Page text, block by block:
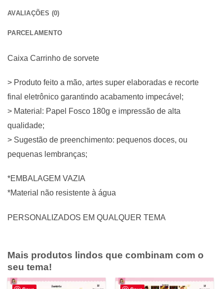
AVALIAÇÕES (0)
PARCELAMENTO
Caixa Carrinho de sorvete
> Produto feito a mão, artes super elaboradas e recorte
final eletrônico garantindo acabamento impecável;
> Material: Papel Fosco 180g e impressão de alta
qualidade;
> Sugestão de preenchimento: pequenos doces, ou
pequenas lembranças;
*EMBALAGEM VAZIA
*Material não resistente à água
PERSONALIZADOS EM QUALQUER TEMA
Mais produtos lindos que combinam com o
seu tema!